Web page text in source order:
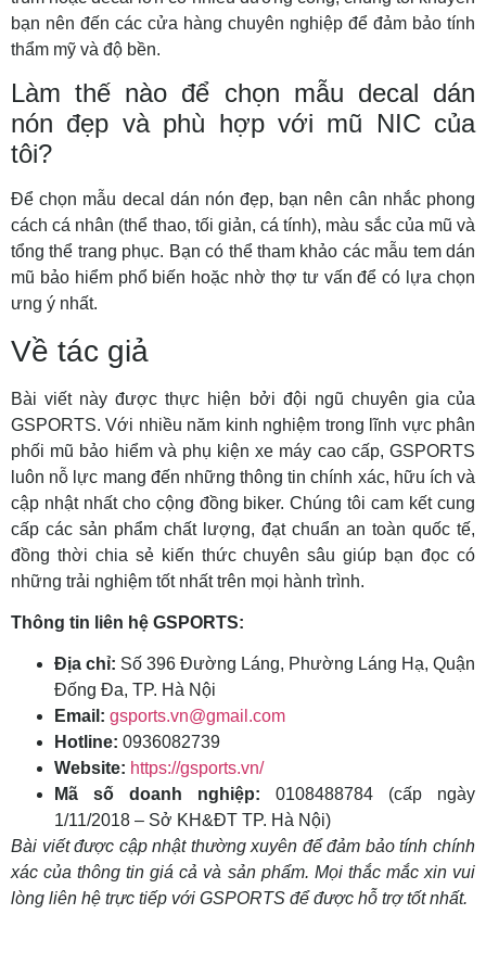
bạn nên đến các cửa hàng chuyên nghiệp để đảm bảo tính
thẩm mỹ và độ bền.
Làm thế nào để chọn mẫu decal dán
nón đẹp và phù hợp với mũ NIC của
tôi?
Để chọn mẫu decal dán nón đẹp, bạn nên cân nhắc phong
cách cá nhân (thể thao, tối giản, cá tính), màu sắc của mũ và
tổng thể trang phục. Bạn có thể tham khảo các mẫu tem dán
mũ bảo hiểm phổ biến hoặc nhờ thợ tư vấn để có lựa chọn
ưng ý nhất.
Về tác giả
Bài viết này được thực hiện bởi đội ngũ chuyên gia của
GSPORTS. Với nhiều năm kinh nghiệm trong lĩnh vực phân
phối mũ bảo hiểm và phụ kiện xe máy cao cấp, GSPORTS
luôn nỗ lực mang đến những thông tin chính xác, hữu ích và
cập nhật nhất cho cộng đồng biker. Chúng tôi cam kết cung
cấp các sản phẩm chất lượng, đạt chuẩn an toàn quốc tế,
đồng thời chia sẻ kiến thức chuyên sâu giúp bạn đọc có
những trải nghiệm tốt nhất trên mọi hành trình.
Thông tin liên hệ GSPORTS:
Địa chỉ: Số 396 Đường Láng, Phường Láng Hạ, Quận
Đống Đa, TP. Hà Nội
Email: gsports.vn@gmail.com
Hotline: 0936082739
Website: https://gsports.vn/
Mã số doanh nghiệp: 0108488784 (cấp ngày
1/11/2018 – Sở KH&ĐT TP. Hà Nội)
Bài viết được cập nhật thường xuyên để đảm bảo tính chính
xác của thông tin giá cả và sản phẩm. Mọi thắc mắc xin vui
lòng liên hệ trực tiếp với GSPORTS để được hỗ trợ tốt nhất.